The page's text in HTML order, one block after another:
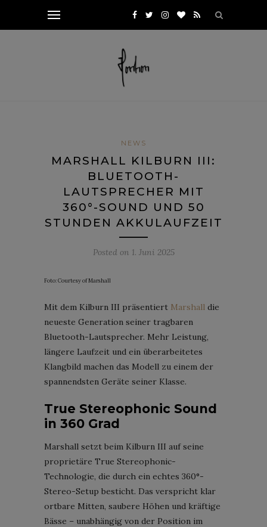
NEWS
MARSHALL KILBURN III:
BLUETOOTH-
LAUTSPRECHER MIT
360°-SOUND UND 50
STUNDEN AKKULAUFZEIT
Posted on 1. Juni 2025
Foto: Courtesy of Marshall
Mit dem Kilburn III präsentiert Marshall die
neueste Generation seiner tragbaren
Bluetooth-Lautsprecher. Mehr Leistung,
längere Laufzeit und ein überarbeitetes
Klangbild machen das Modell zu einem der
spannendsten Geräte seiner Klasse.
True Stereophonic Sound
in 360 Grad
Marshall setzt beim Kilburn III auf seine
proprietäre True Stereophonic-
Technologie, die durch ein echtes 360°-
Stereo-Setup besticht. Das verspricht klar
ortbare Mitten, saubere Höhen und kräftige
Bässe – unabhängig von der Position im